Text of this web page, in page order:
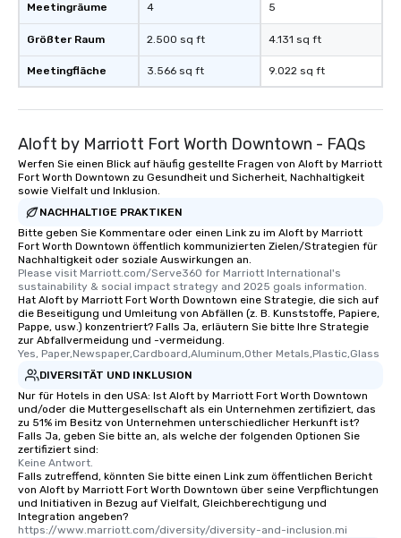
Meetingräume
Größter Raum
Meetingfläche
4
2.500 sq ft
3.566 sq ft
5
4.131 sq ft
9.022 sq ft
Aloft by Marriott Fort Worth Downtown - FAQs
Werfen Sie einen Blick auf häufig gestellte Fragen von Aloft by Marriott
Fort Worth Downtown zu Gesundheit und Sicherheit, Nachhaltigkeit
sowie Vielfalt und Inklusion.
NACHHALTIGE PRAKTIKEN
Bitte geben Sie Kommentare oder einen Link zu im Aloft by Marriott
Fort Worth Downtown öffentlich kommunizierten Zielen/Strategien für
Nachhaltigkeit oder soziale Auswirkungen an.
Please visit Marriott.com/Serve360 for Marriott International's
sustainability & social impact strategy and 2025 goals information.
Hat Aloft by Marriott Fort Worth Downtown eine Strategie, die sich auf
die Beseitigung und Umleitung von Abfällen (z. B. Kunststoffe, Papiere,
Pappe, usw.) konzentriert? Falls Ja, erläutern Sie bitte Ihre Strategie
zur Abfallvermeidung und -vermeidung.
Yes, Paper,Newspaper,Cardboard,Aluminum,Other Metals,Plastic,Glass
DIVERSITÄT UND INKLUSION
Nur für Hotels in den USA: Ist Aloft by Marriott Fort Worth Downtown
und/oder die Muttergesellschaft als ein Unternehmen zertifiziert, das
zu 51% im Besitz von Unternehmen unterschiedlicher Herkunft ist?
Falls Ja, geben Sie bitte an, als welche der folgenden Optionen Sie
zertifiziert sind:
Keine Antwort.
Falls zutreffend, könnten Sie bitte einen Link zum öffentlichen Bericht
von Aloft by Marriott Fort Worth Downtown über seine Verpflichtungen
und Initiativen in Bezug auf Vielfalt, Gleichberechtigung und
Integration angeben?
https://www.marriott.com/diversity/diversity-and-inclusion.mi